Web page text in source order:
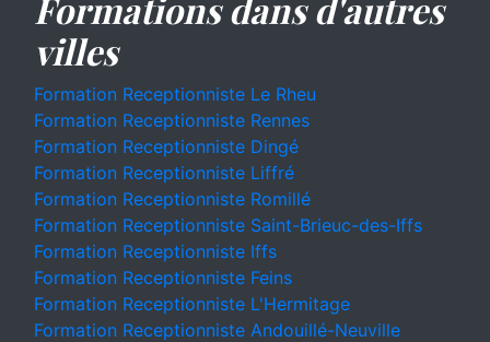
villes
Formation Receptionniste Le Rheu
Formation Receptionniste Rennes
Formation Receptionniste Dingé
Formation Receptionniste Liffré
Formation Receptionniste Romillé
Formation Receptionniste Saint-Brieuc-des-Iffs
Formation Receptionniste Iffs
Formation Receptionniste Feins
Formation Receptionniste L'Hermitage
Formation Receptionniste Andouillé-Neuville